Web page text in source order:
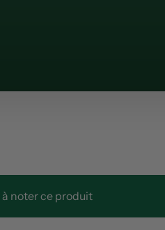
à noter ce produit